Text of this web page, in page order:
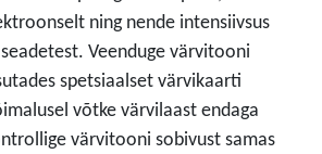
ning nende intensiivsus
Veenduge värvitooni
spetsiaalset värvikaarti
võtke värvilaast endaga
värvitooni sobivust samas